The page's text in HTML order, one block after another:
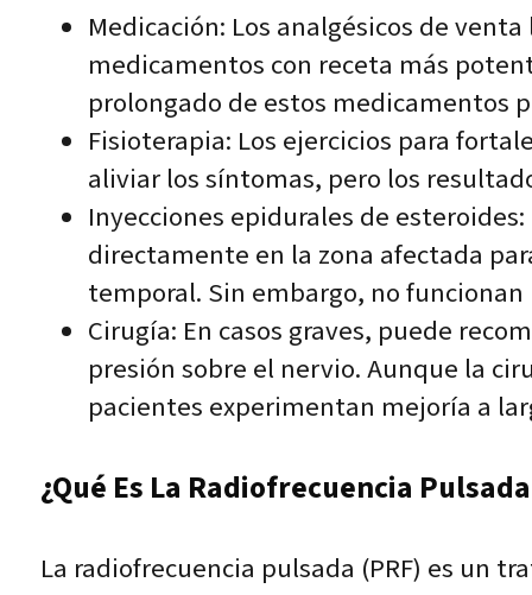
Medicación: Los analgésicos de
medicamentos con receta más
prolongado de estos medicamentos
Fisioterapia: Los ejercicios para
aliviar los síntomas, pero los
Inyecciones epidurales de
directamente en la zona afectada
temporal. Sin embargo, no
Cirugía: En casos graves, puede
presión sobre el nervio. Aunque la
pacientes experimentan mejoría a
¿Qué Es La Radiofrecuencia
La radiofrecuencia pulsada (PRF) es un